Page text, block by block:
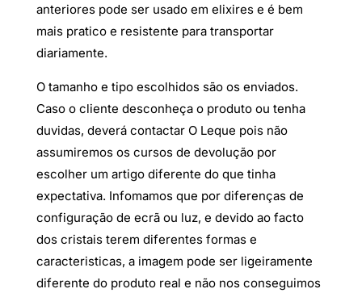
anteriores pode ser usado em elixires e é bem
mais pratico e resistente para transportar
diariamente.
O tamanho e tipo escolhidos são os enviados.
Caso o cliente desconheça o produto ou tenha
duvidas, deverá contactar O Leque pois não
assumiremos os cursos de devolução por
escolher um artigo diferente do que tinha
expectativa. Infomamos que por diferenças de
configuração de ecrã ou luz, e devido ao facto
dos cristais terem diferentes formas e
caracteristicas, a imagem pode ser ligeiramente
diferente do produto real e não nos conseguimos